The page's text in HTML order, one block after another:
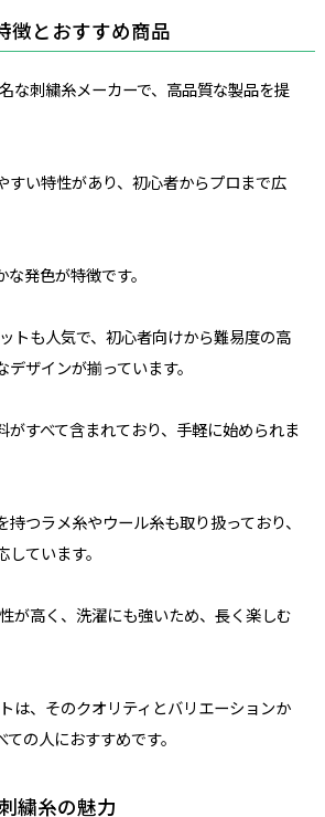
徴とおすすめ商品
な刺繍糸メーカーで、高品質な製品を提
すい特性があり、初心者からプロまで広
発色が特徴です。
トも人気で、初心者向けから難易度の高
ザインが揃っています。
がすべて含まれており、手軽に始められま
つラメ糸やウール糸も取り扱っており、
ています。
が高く、洗濯にも強いため、長く楽しむ
は、そのクオリティとバリエーションか
の人におすすめです。
繍糸の魅力